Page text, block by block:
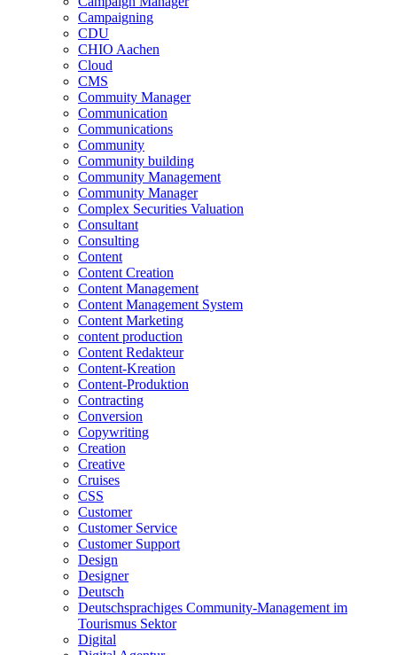
Campaigning
CDU
CHIO Aachen
Cloud
CMS
Commuity Manager
Communication
Communications
Community
Community building
Community Management
Community Manager
Complex Securities Valuation
Consultant
Consulting
Content
Content Creation
Content Management
Content Management System
Content Marketing
content production
Content Redakteur
Content-Kreation
Content-Produktion
Contracting
Conversion
Copywriting
Creation
Creative
Cruises
CSS
Customer
Customer Service
Customer Support
Design
Designer
Deutsch
Deutschsprachiges Community-Management im
Tourismus Sektor
Digital